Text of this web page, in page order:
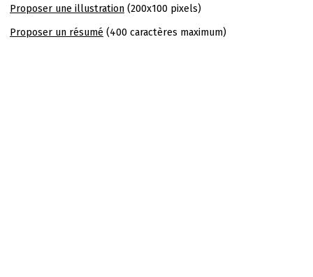
Proposer une illustration(200x100 pixels)
Proposer un résumé (400 caractères maximum)